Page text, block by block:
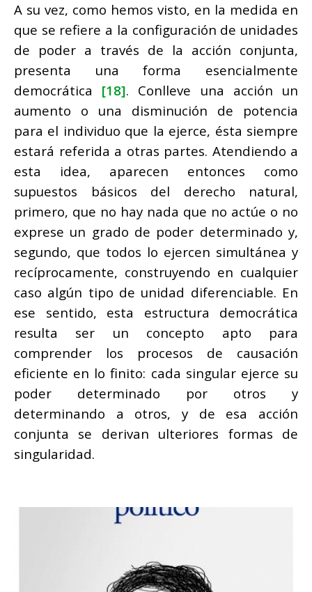
A su vez, como hemos visto, en la medida en
que se refiere a la configuración de unidades
de poder a través de la acción conjunta,
presenta una forma esencialmente
democrática [18]. Conlleve una acción un
aumento o una disminución de potencia
para el individuo que la ejerce, ésta siempre
estará referida a otras partes. Atendiendo a
esta idea, aparecen entonces como
supuestos básicos del derecho natural,
primero, que no hay nada que no actúe o no
exprese un grado de poder determinado y,
segundo, que todos lo ejercen simultánea y
recíprocamente, construyendo en cualquier
caso algún tipo de unidad diferenciable. En
ese sentido, esta estructura democrática
resulta ser un concepto apto para
comprender los procesos de causación
eficiente en lo finito: cada singular ejerce su
poder determinado por otros y
determinando a otros, y de esa acción
conjunta se derivan ulteriores formas de
singularidad.